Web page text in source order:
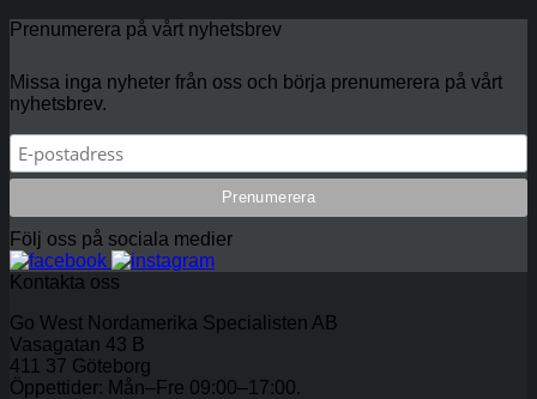
Prenumerera på vårt nyhetsbrev
Missa inga nyheter från oss och börja prenumerera på vårt
nyhetsbrev.
Följ oss på sociala medier
Kontakta oss
Go West Nordamerika Specialisten AB
Vasagatan 43 B
411 37 Göteborg
Öppettider: Mån–Fre 09:00–17:00.